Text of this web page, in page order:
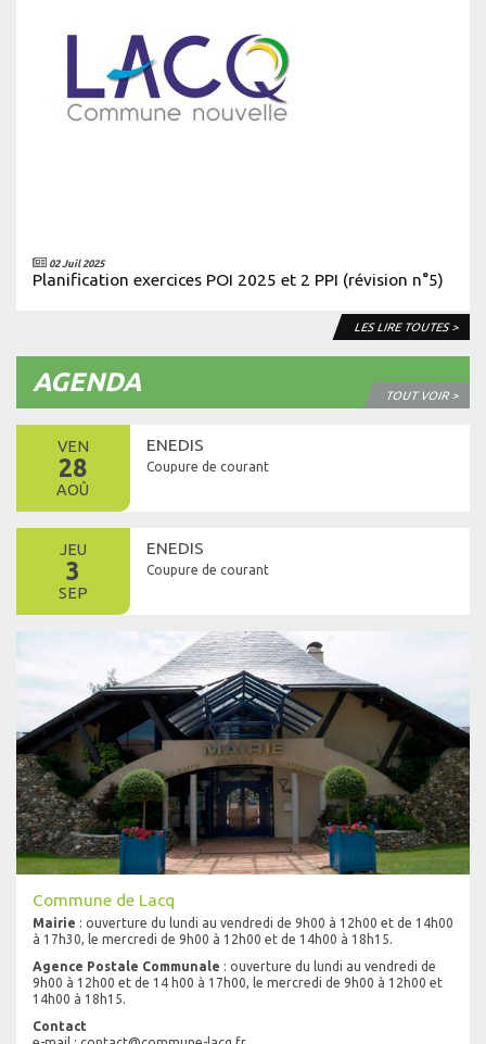
02 Juil 2025
Planification exercices POI 2025 et 2 PPI (révision n°5)
LES LIRE TOUTES >
AGENDA TOUT VOIR >
VEN
28
AOÛ
ENEDIS
Coupure de courant
JEU
3
SEP
ENEDIS
Coupure de courant
Commune de Lacq
Mairie : ouverture du lundi au vendredi de 9h00 à 12h00 et de 14h00
à 17h30, le mercredi de 9h00 à 12h00 et de 14h00 à 18h15.
Agence Postale Communale : ouverture du lundi au vendredi de
9h00 à 12h00 et de 14 h00 à 17h00, le mercredi de 9h00 à 12h00 et
14h00 à 18h15.
Contact